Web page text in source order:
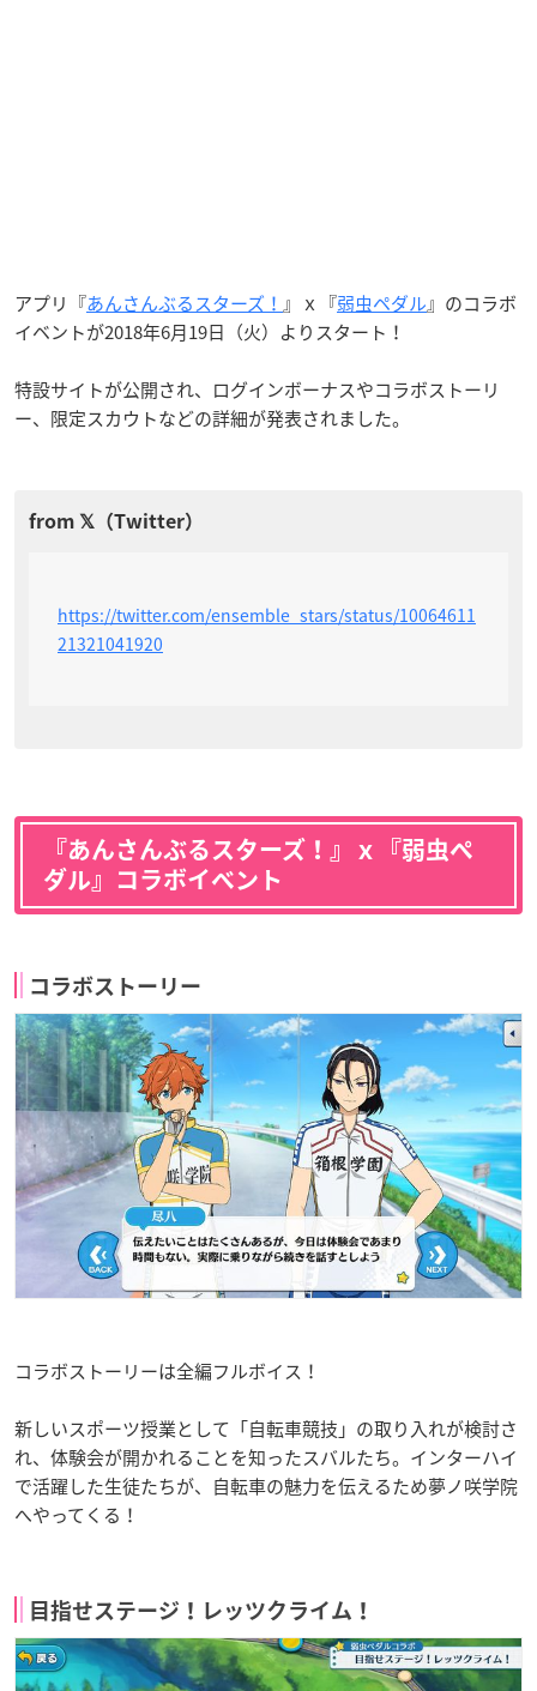
アプリ『あんさんぶるスターズ！ 』ｘ『弱虫ペダル』のコラボ
イベントが2018年6月19日（火）よりスタート！
特設サイトが公開され、ログインボーナスやコラボストーリ
ー、限定スカウトなどの詳細が発表されました。
https://twitter.com/ensemble_stars/status/10064611
21321041920
『あんさんぶるスターズ！』ｘ『弱虫ペ
ダル』コラボイベント
コラボストーリー
コラボストーリーは全編フルボイス！
新しいスポーツ授業として「自転車競技」の取り入れが検討さ
れ、体験会が開かれることを知ったスバルたち。インターハイ
で活躍した生徒たちが、自転車の魅力を伝えるため夢ノ咲学院
へやってくる！
目指せステージ！レッツクライム！